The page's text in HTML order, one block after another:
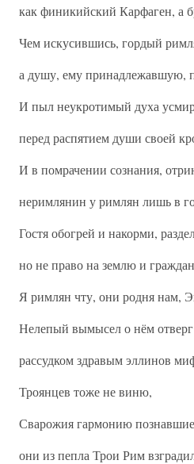
как финикийский Карфаген, а
Чем искусившись, гордый
а душу, ему принадлежавшую,
И пыл неукротимый духа
перед распятием души своей
И в помрачении сознания,
неримлянин у римлян лишь в
Гостя обогрей и накорми,
но не право на землю и
Я римлян чту, они родня нам,
Нелепый вымысел о нём
рассудком здравым эллинов
Троянцев тоже не виню,
Сварожия гармонию
они из пепла Трои Рим